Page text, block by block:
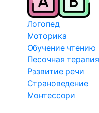
Логопед
Моторика
Обучение чтению
Песочная терапия
Развитие речи
Страноведение
Монтессори